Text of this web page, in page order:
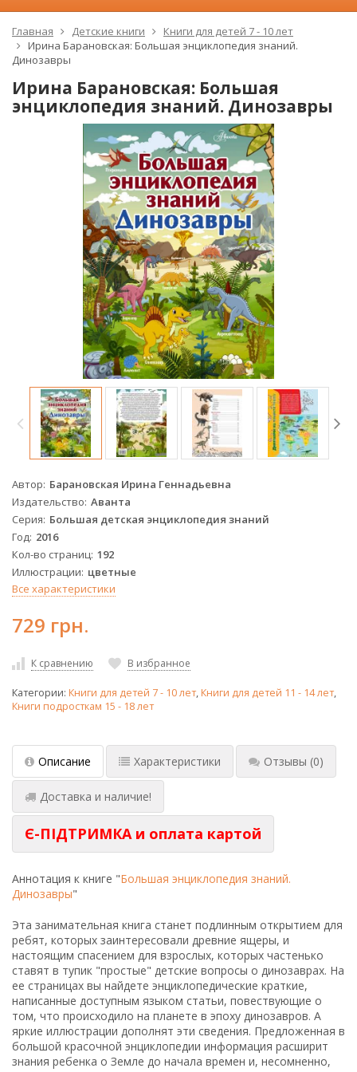
Главная Детские книги
Книги для детей 7 - 10 лет
Ирина Барановская: Большая энциклопедия знаний.
Динозавры
Ирина Барановская: Большая
энциклопедия знаний. Динозавры
Автор Барановская Ирина Геннадьевна
Издательство Аванта
Серия Большая детская энциклопедия знаний
Год 2016
Кол-во страниц 192
Иллюстрации цветные
Все характеристики
729 грн.
К сравнению В избранное
Категории: Книги для детей 7 - 10 лет,Книги для детей 11 - 14 лет,
Книги подросткам 15 - 18 лет
Описание Характеристики Отзывы (0)
Доставка и наличие!
Є-ПІДТРИМКА и оплата картой
Аннотация к книге "Большая энциклопедия знаний.
Динозавры"
Эта занимательная книга станет подлинным открытием для
ребят, которых заинтересовали древние ящеры, и
настоящим спасением для взрослых, которых частенько
ставят в тупик "простые" детские вопросы о динозаврах. На
ее страницах вы найдете энциклопедические краткие,
написанные доступным языком статьи, повествующие о
том, что происходило на планете в эпоху динозавров. А
яркие иллюстрации дополнят эти сведения. Предложенная в
большой красочной энциклопедии информация расширит
знания ребенка о Земле до начала времен и, несомненно,